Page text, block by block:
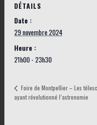
DÉTAILS
Date :
29 novembre 2024
Heure :
21h00 - 23h30
Foire de Montpellier – Les
ayant révolutionné l’astronomie